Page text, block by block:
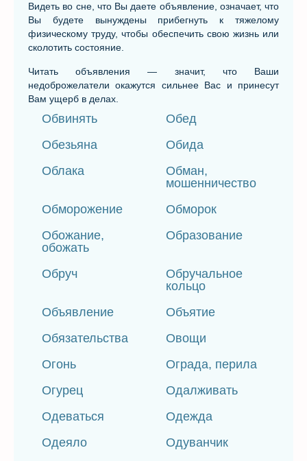
Видеть во сне, что Вы даете объявление, означает, что
Вы будете вынуждены прибегнуть к тяжелому
физическому труду, чтобы обеспечить свою жизнь или
сколотить состояние.
Читать объявления — значит, что Ваши
недоброжелатели окажутся сильнее Вас и принесут
Вам ущерб в делах.
Обвинять
Обед
Обезьяна
Обида
Облака
Обман,
мошенничество
Обморожение
Обморок
Обожание,
обожать
Образование
Обруч
Обручальное
кольцо
Объявление
Объятие
Обязательства
Овощи
Огонь
Ограда, перила
Огурец
Одалживать
Одеваться
Одежда
Одеяло
Одуванчик